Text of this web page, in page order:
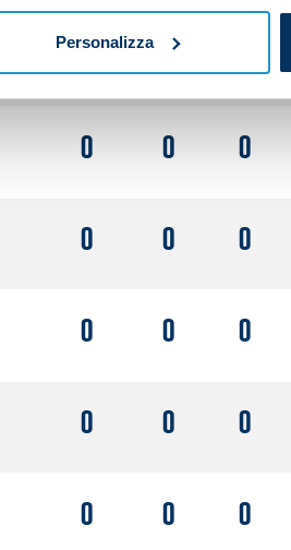
Personalizza
0 0
0 0 0
0 0 0
0 0 0
0 0 0
0 0 0